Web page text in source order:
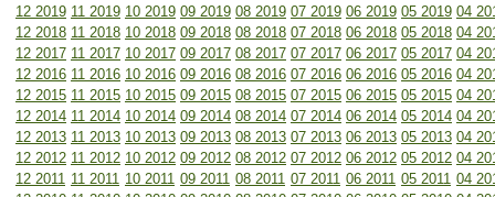
12 2019 11 2019 10 2019 09 2019 08 2019 07 2019 06 2019 05 2019 04
12 2018 11 2018 10 2018 09 2018 08 2018 07 2018 06 2018 05 2018 04
12 2017 11 2017 10 2017 09 2017 08 2017 07 2017 06 2017 05 2017 04
12 2016 11 2016 10 2016 09 2016 08 2016 07 2016 06 2016 05 2016 04
12 2015 11 2015 10 2015 09 2015 08 2015 07 2015 06 2015 05 2015 04
12 2014 11 2014 10 2014 09 2014 08 2014 07 2014 06 2014 05 2014 04
12 2013 11 2013 10 2013 09 2013 08 2013 07 2013 06 2013 05 2013 04
12 2012 11 2012 10 2012 09 2012 08 2012 07 2012 06 2012 05 2012 04
12 2011 11 2011 10 2011 09 2011 08 2011 07 2011 06 2011 05 2011 04